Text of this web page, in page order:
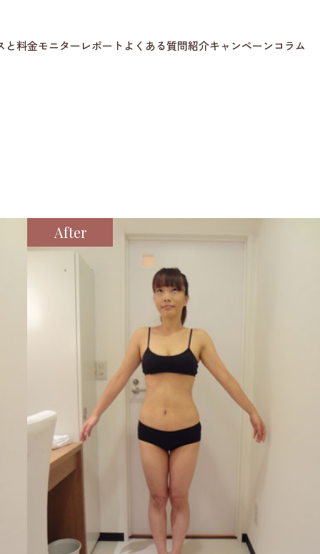
と料金モニターレポート よくある質問紹介キャンペーン コラム
After